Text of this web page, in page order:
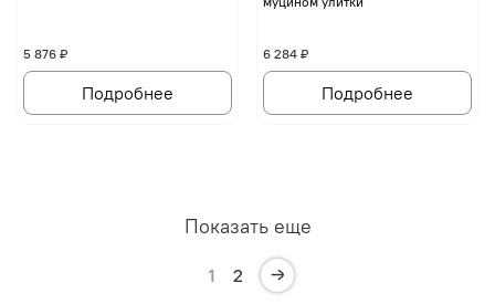
5 876 ₽
Подробнее
6 284 ₽
Подробнее
Показать еще
1 2